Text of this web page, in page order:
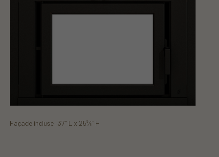
Façade incluse: 37" L x 255⁄8 " H